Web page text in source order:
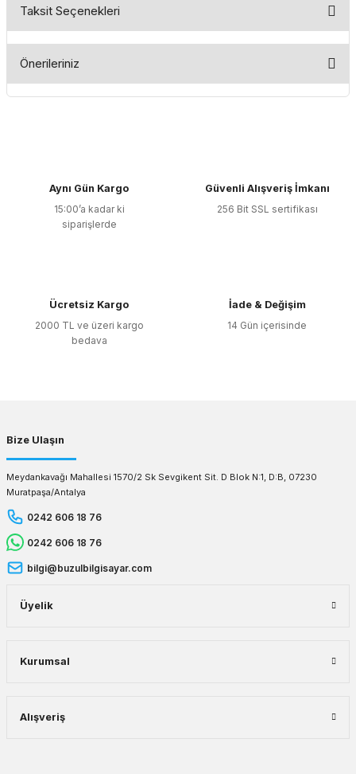
Taksit Seçenekleri
Önerileriniz
Ürün resmi kalitesiz, bozuk veya görüntülenemiyor.
Ürün açıklamasında eksik bilgiler bulunuyor.
Ürün bilgilerinde hatalar bulunuyor.
Aynı Gün Kargo
15:00’a kadar ki
siparişlerde
Güvenli Alışveriş İmkanı
256 Bit SSL sertifikası
Ücretsiz Kargo
2000 TL ve üzeri kargo
bedava
İade & Değişim
14 Gün içerisinde
Bize Ulaşın
Meydankavağı Mahallesi 1570/2 Sk Sevgikent Sit. D Blok N:1, D:B, 07230
Muratpaşa/Antalya
0242 606 18 76
0242 606 18 76
bilgi@buzulbilgisayar.com
Üyelik
Kurumsal
Alışveriş